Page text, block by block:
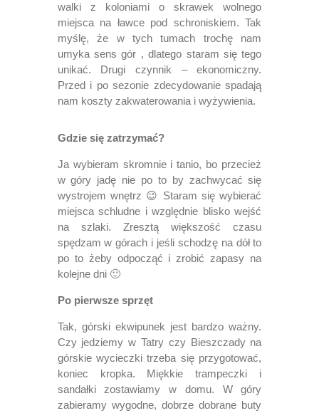
walki z koloniami o skrawek wolnego
miejsca na ławce pod schroniskiem. Tak
myślę, że w tych tumach trochę nam
umyka sens gór , dlatego staram się tego
unikać. Drugi czynnik – ekonomiczny.
Przed i po sezonie zdecydowanie spadają
nam koszty zakwaterowania i wyżywienia.
Gdzie się zatrzymać?
Ja wybieram skromnie i tanio, bo przecież
w góry jadę nie po to by zachwycać się
wystrojem wnętrz 😉 Staram się wybierać
miejsca schludne i względnie blisko wejść
na szlaki. Zresztą większość czasu
spędzam w górach i jeśli schodzę na dół to
po to żeby odpocząć i zrobić zapasy na
kolejne dni 🙂
Po pierwsze sprzęt
Tak, górski ekwipunek jest bardzo ważny.
Czy jedziemy w Tatry czy Bieszczady na
górskie wycieczki trzeba się przygotować,
koniec kropka. Miękkie trampeczki i
sandałki zostawiamy w domu. W góry
zabieramy wygodne, dobrze dobrane buty